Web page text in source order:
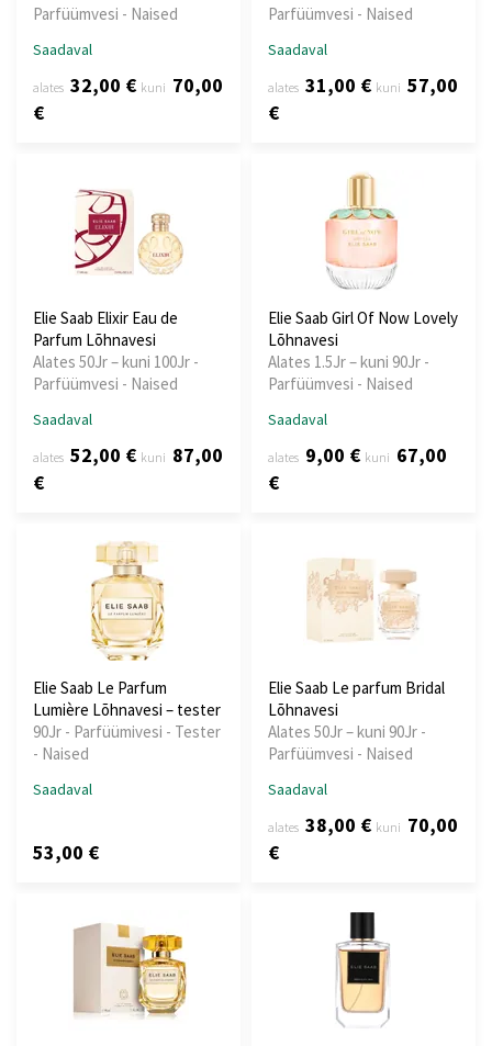
Parfüümvesi - Naised
Saadaval
alates 32,00 € kuni 70,00
€
Parfüümvesi - Naised
Saadaval
alates 31,00 € kuni 57,00
€
Elie Saab Elixir Eau de
Parfum Lõhnavesi
Alates 50Jr – kuni 100Jr -
Parfüümvesi - Naised
Saadaval
alates 52,00 € kuni 87,00
€
Elie Saab Girl Of Now Lovely
Lõhnavesi
Alates 1.5Jr – kuni 90Jr -
Parfüümvesi - Naised
Saadaval
alates 9,00 € kuni 67,00
€
Elie Saab Le Parfum
Lumière Lõhnavesi – tester
90Jr - Parfüümivesi - Tester
- Naised
Saadaval
53,00 €
Elie Saab Le parfum Bridal
Lõhnavesi
Alates 50Jr – kuni 90Jr -
Parfüümvesi - Naised
Saadaval
alates 38,00 € kuni 70,00
€